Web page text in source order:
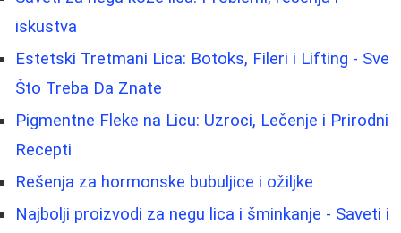
iskustva
Estetski Tretmani Lica: Botoks, Fileri i Lifting - Sve
Što Treba Da Znate
Pigmentne Fleke na Licu: Uzroci, Lečenje i Prirodni
Recepti
Rešenja za hormonske bubuljice i ožiljke
Najbolji proizvodi za negu lica i šminkanje - Saveti i